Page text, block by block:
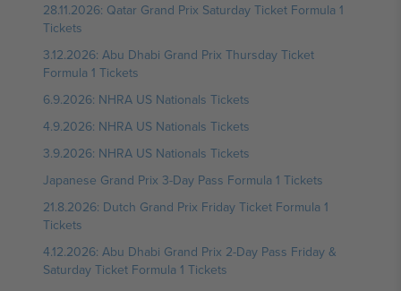
28.11.2026: Qatar Grand Prix Saturday Ticket Formula 1
Tickets
3.12.2026: Abu Dhabi Grand Prix Thursday Ticket
Formula 1 Tickets
6.9.2026: NHRA US Nationals Tickets
4.9.2026: NHRA US Nationals Tickets
3.9.2026: NHRA US Nationals Tickets
Japanese Grand Prix 3-Day Pass Formula 1 Tickets
21.8.2026: Dutch Grand Prix Friday Ticket Formula 1
Tickets
4.12.2026: Abu Dhabi Grand Prix 2-Day Pass Friday &
Saturday Ticket Formula 1 Tickets